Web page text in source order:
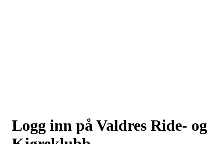
Logg inn på Valdres Ride- og